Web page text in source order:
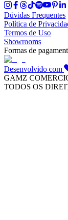
Dúvidas Frequentes
Política de
Termos de Uso
Showrooms
Formas de
Desenvolvido com
GAMZ
TODOS OS